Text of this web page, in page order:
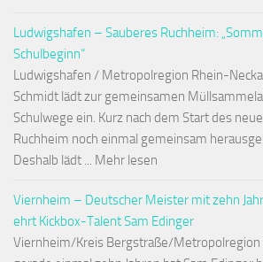
Ludwigshafen – Sauberes Ruchheim:
Schulbeginn“
Ludwigshafen / Metropolregion Rhein-
Schmidt lädt zur gemeinsamen
Schulwege ein. Kurz nach dem Start des
Ruchheim noch einmal gemeinsam
Deshalb lädt ... Mehr lesen
Viernheim – Deutscher Meister mit zehn
ehrt Kickbox-Talent Sam Edinger
Viernheim/Kreis Bergstraße/Metropolregion